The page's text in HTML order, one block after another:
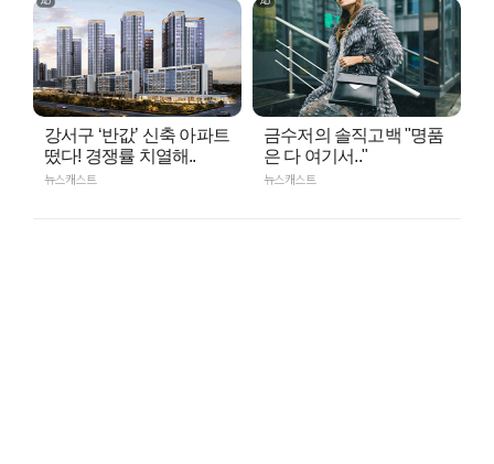
강서구 ‘반값’ 신축 아파트
떴다! 경쟁률 치열해..
뉴스캐스트
금수저의 솔직고백 "명품
은 다 여기서.."
뉴스캐스트